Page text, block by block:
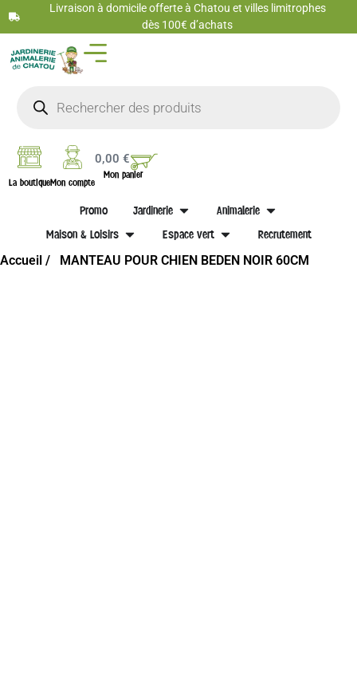
Livraison à domicile offerte à Chatou et villes limitrophes
dès 100€ d’achats
La boutiqueMon compte
0,00€
Mon panier
Promo Jardinerie
Animalerie
Maison & Loisirs
Espace vert Recrutement
Accueil / MANTEAU POUR CHIEN BEDEN NOIR 60CM